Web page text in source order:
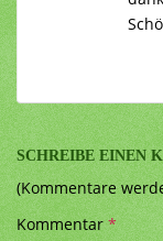
SCHREIBE EINEN
(Kommentare
Kommentar*